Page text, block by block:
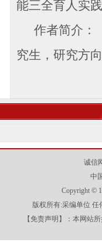
能三全育人实
作者简介：
究生，研究方
诚信
中
Copyright ©
版权所有:采编单位
【免责声明】：本网站